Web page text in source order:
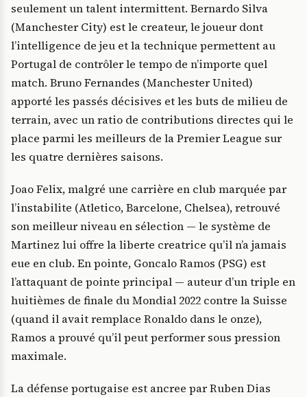
seulement un talent intermittent. Bernardo Silva
(Manchester City) est le createur, le joueur dont
l’intelligence de jeu et la technique permettent au
Portugal de contrôler le tempo de n’importe quel
match. Bruno Fernandes (Manchester United)
apporté les passés décisives et les buts de milieu de
terrain, avec un ratio de contributions directes qui le
place parmi les meilleurs de la Premier League sur
les quatre dernières saisons.
Joao Felix, malgré une carrière en club marquée par
l’instabilite (Atletico, Barcelone, Chelsea), retrouvé
son meilleur niveau en sélection — le système de
Martinez lui offre la liberte creatrice qu’il n’a jamais
eue en club. En pointe, Goncalo Ramos (PSG) est
l’attaquant de pointe principal — auteur d’un triple en
huitièmes de finale du Mondial 2022 contre la Suisse
(quand il avait remplace Ronaldo dans le onze),
Ramos a prouvé qu’il peut performer sous pression
maximale.
La défense portugaise est ancree par Ruben Dias